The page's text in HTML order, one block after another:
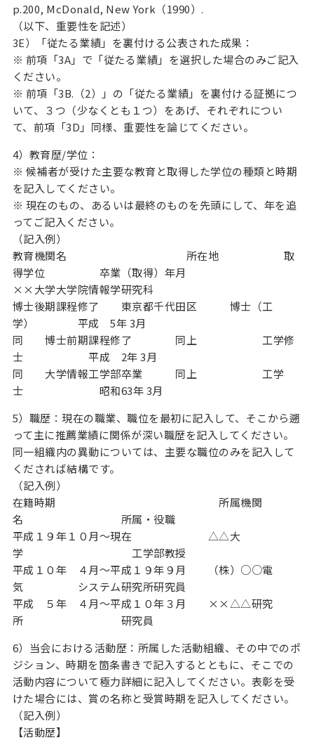
p.200, McDonald, New York（1990）.
（以下、重要性を記述）
3E）「従たる業績」を裏付ける公表された成果：
※ 前項「3A」で「従たる業績」を選択した場合のみご記入
ください。
※ 前項「3B.（2）」の「従たる業績」を裏付ける証拠につ
いて、３つ（少なくとも１つ）をあげ、それぞれについ
て、前項「3D」同様、重要性を論じてください。
4）教育歴/学位：
※ 候補者が受けた主要な教育と取得した学位の種類と時期
を記入してください。
※ 現在のもの、あるいは最終のものを先頭にして、年を追
ってご記入ください。
（記入例）
教育機関名 所在地 取
得学位 卒業（取得）年月
××大学大学院情報学研究科
博士後期課程修了 東京都千代田区 博士（工
学） 平成 5年 3月
同 博士前期課程修了 同上 工学修
士 平成 2年 3月
同 大学情報工学部卒業 同上 工学
士 昭和63年 3月
5）職歴：現在の職業、職位を最初に記入して、そこから遡
って主に推薦業績に関係が深い職歴を記入してください。
同一組織内の異動については、主要な職位のみを記入して
くだされば結構です。
（記入例）
在籍時期 所属機関
名 所属・役職
平成１９年１０月～現在 △△大
学 工学部教授
平成１０年 ４月～平成１９年９月 （株）○○電
気 システム研究所研究員
平成 ５年 ４月～平成１０年３月 ××△△研究
所 研究員
6）当会における活動歴：所属した活動組織、その中でのポ
ジション、時期を箇条書きで記入するとともに、そこでの
活動内容について極力詳細に記入してください。表彰を受
けた場合には、賞の名称と受賞時期を記入してください。
（記入例）
【活動歴】